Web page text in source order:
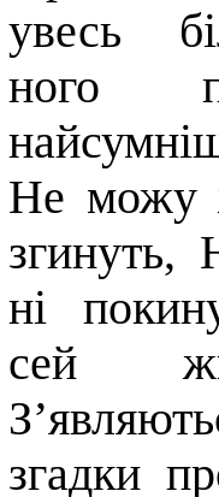
увесь
ного
Не можу
ні
сей
згадки